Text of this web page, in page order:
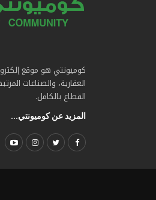
كوميونتي هو موقع
العقارية، والصناعات
القطاع بالكامل.
المزيد عن كوميونتي...